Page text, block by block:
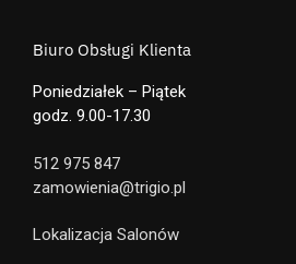
Biuro Obsługi Klienta
Poniedziałek – Piątek
godz. 9.00-17.30
512 975 847
zamowienia@trigio.pl
Lokalizacja Salonów